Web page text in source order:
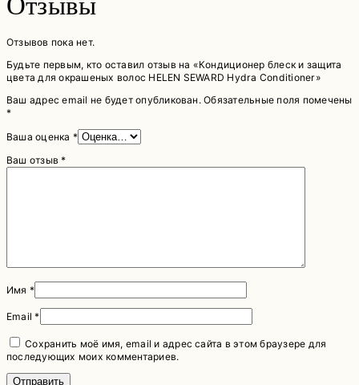
Отзывов пока нет.
Будьте первым, кто оставил отзыв на «Кондиционер блеск и защита
цвета для окрашеных волос HELEN SEWARD Hydra Conditioner»
Ваш адрес email не будет опубликован. Обязательные поля помечены
*
Ваша оценка *
Ваш отзыв*
Имя *
Email*
Сохранить моё имя, email и адрес сайта в этом браузере для
последующих моих комментариев.